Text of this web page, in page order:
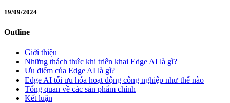
19/09/2024
Outline
Giới thiệu
Những thách thức khi triển khai Edge AI là gì?
Ưu điểm của Edge AI là gì?
Edge AI tối ưu hóa hoạt động công nghiệp như thế nào
Tổng quan về các sản phẩm chính
Kết luận